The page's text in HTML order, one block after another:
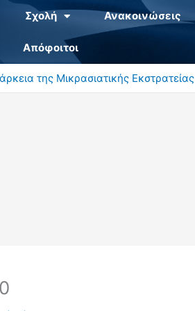
Σχολή Ανακοινώσεις
Απόφοιτοι
της Μικρασιατικής Εκστρατείας